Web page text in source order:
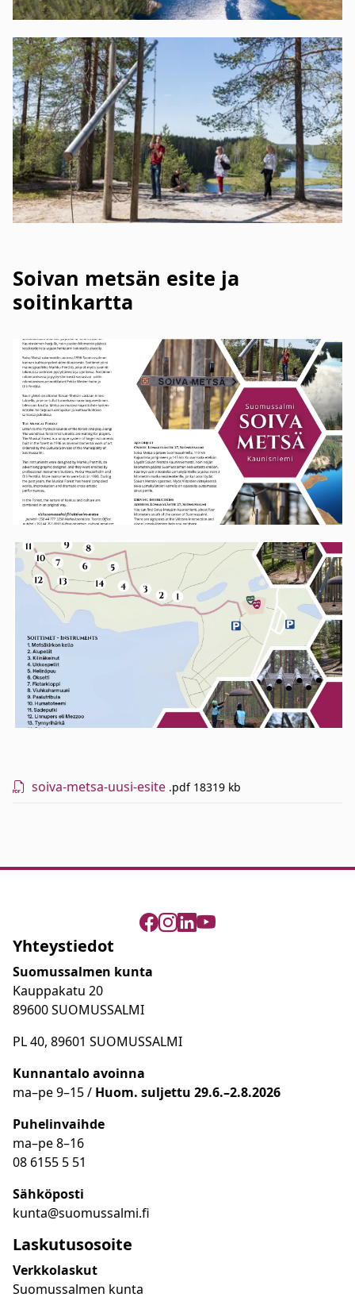
Soivan metsän esite ja
soitinkartta
soiva-metsa-uusi-esite .pdf 18319 kb
Yhteystiedot
Suomussalmen kunta
Kauppakatu 20
89600 SUOMUSSALMI
PL 40, 89601 SUOMUSSALMI
Kunnantalo avoinna
ma–pe 9–15 / Huom. suljettu 29.6.–2.8.2026
Puhelinvaihde
ma–pe 8–16
08 6155 5 51
Sähköposti
kunta@suomussalmi.fi
Laskutusosoite
Verkkolaskut
Suomussalmen kunta